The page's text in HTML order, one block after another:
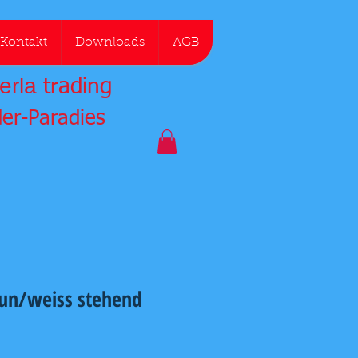
trading
Paradies
Kontakt Downloads AGB
weiss stehend